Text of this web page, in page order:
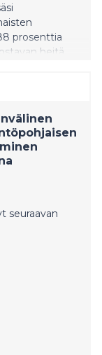
prosenttia
heitä
seuraavan